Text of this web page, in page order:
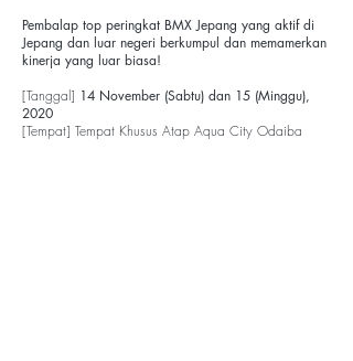
Pembalap top peringkat BMX Jepang yang aktif di
Jepang dan luar negeri berkumpul dan memamerkan
kinerja yang luar biasa!
[Tanggal] 14 November (Sabtu) dan 15 (Minggu),
2020
[Tempat] Tempat Khusus Atap Aqua City Odaiba